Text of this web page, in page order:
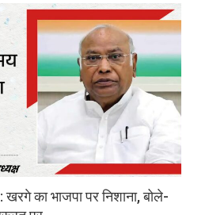
का भाजपा पर निशाना, बोले-